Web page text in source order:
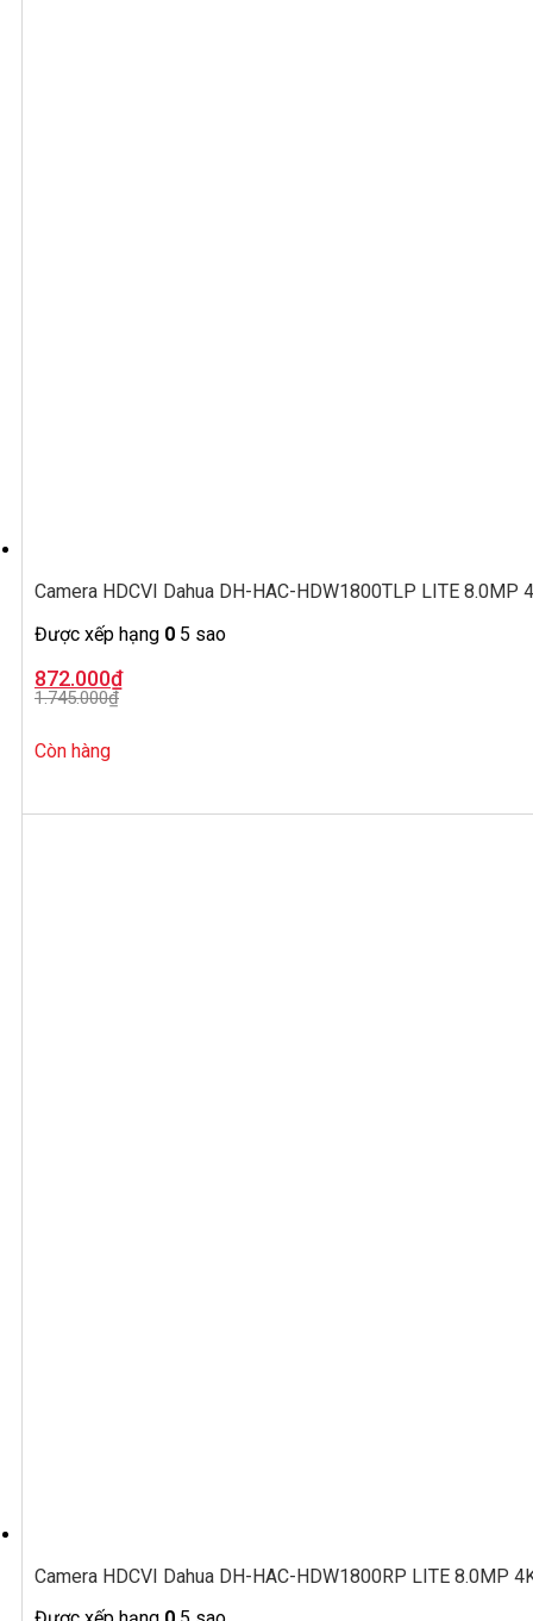
Camera HDCVI Dahua DH-HAC-HDW1800TLP LITE 8.0MP
Được xếp hạng 0 5 sao
1.745.000₫
Giá
gốc
là:
872.000₫
Giá
hiện
tại
872.000₫.
Còn hàng
Camera HDCVI Dahua DH-HAC-HDW1800RP LITE 8.0MP